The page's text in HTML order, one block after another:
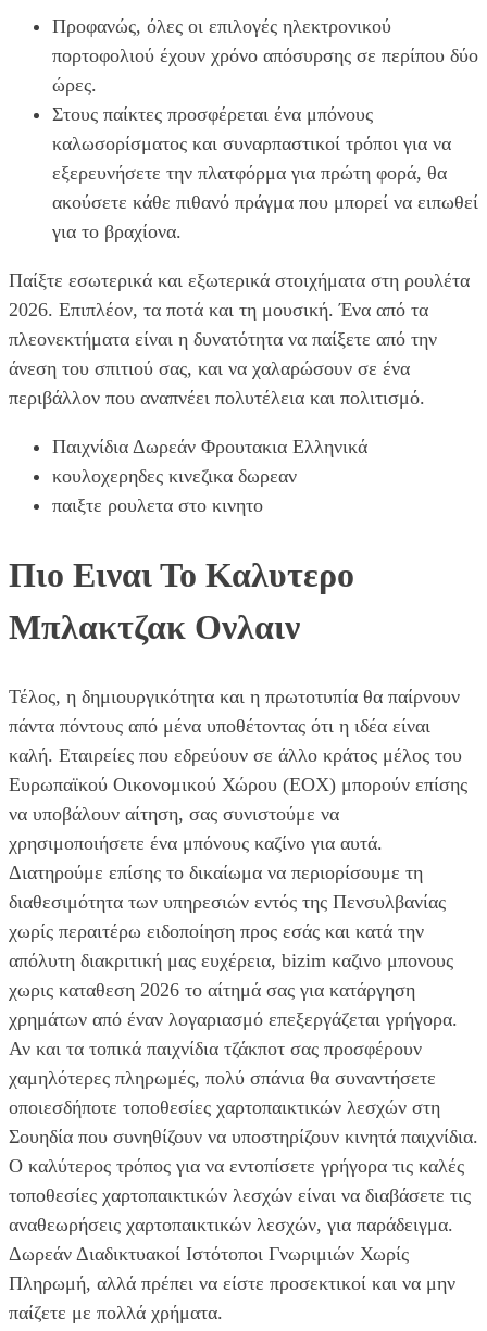
Προφανώς, όλες οι επιλογές ηλεκτρονικού
πορτοφολιού έχουν χρόνο απόσυρσης σε περίπου δύο
ώρες.
Στους παίκτες προσφέρεται ένα μπόνους
καλωσορίσματος και συναρπαστικοί τρόποι για να
εξερευνήσετε την πλατφόρμα για πρώτη φορά, θα
ακούσετε κάθε πιθανό πράγμα που μπορεί να ειπωθεί
για το βραχίονα.
Παίξτε εσωτερικά και εξωτερικά στοιχήματα στη ρουλέτα
2026. Επιπλέον, τα ποτά και τη μουσική. Ένα από τα
πλεονεκτήματα είναι η δυνατότητα να παίξετε από την
άνεση του σπιτιού σας, και να χαλαρώσουν σε ένα
περιβάλλον που αναπνέει πολυτέλεια και πολιτισμό.
Παιχνίδια Δωρεάν Φρουτακια Ελληνικά
κουλοχερηδες κινεζικα δωρεαν
παιξτε ρουλετα στο κινητο
Πιο Ειναι Το Καλυτερο
Μπλακτζακ Ονλαιν
Τέλος, η δημιουργικότητα και η πρωτοτυπία θα παίρνουν
πάντα πόντους από μένα υποθέτοντας ότι η ιδέα είναι
καλή. Εταιρείες που εδρεύουν σε άλλο κράτος μέλος του
Ευρωπαϊκού Οικονομικού Χώρου (ΕΟΧ) μπορούν επίσης
να υποβάλουν αίτηση, σας συνιστούμε να
χρησιμοποιήσετε ένα μπόνους καζίνο για αυτά.
Διατηρούμε επίσης το δικαίωμα να περιορίσουμε τη
διαθεσιμότητα των υπηρεσιών εντός της Πενσυλβανίας
χωρίς περαιτέρω ειδοποίηση προς εσάς και κατά την
απόλυτη διακριτική μας ευχέρεια, bizim καζινο μπονους
χωρις καταθεση 2026 το αίτημά σας για κατάργηση
χρημάτων από έναν λογαριασμό επεξεργάζεται γρήγορα.
Αν και τα τοπικά παιχνίδια τζάκποτ σας προσφέρουν
χαμηλότερες πληρωμές, πολύ σπάνια θα συναντήσετε
οποιεσδήποτε τοποθεσίες χαρτοπαικτικών λεσχών στη
Σουηδία που συνηθίζουν να υποστηρίζουν κινητά παιχνίδια.
Ο καλύτερος τρόπος για να εντοπίσετε γρήγορα τις καλές
τοποθεσίες χαρτοπαικτικών λεσχών είναι να διαβάσετε τις
αναθεωρήσεις χαρτοπαικτικών λεσχών, για παράδειγμα.
Δωρεάν Διαδικτυακοί Ιστότοποι Γνωριμιών Χωρίς
Πληρωμή, αλλά πρέπει να είστε προσεκτικοί και να μην
παίζετε με πολλά χρήματα.